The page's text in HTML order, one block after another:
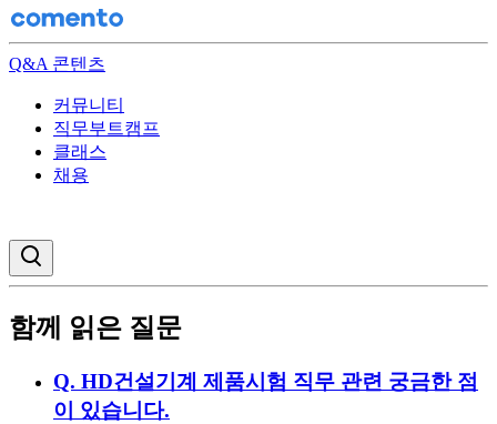
Q&A 콘텐츠
커뮤니티
직무부트캠프
클래스
채용
함께 읽은 질문
Q. HD건설기계 제품시험 직무 관련 궁금한 점
이 있습니다.